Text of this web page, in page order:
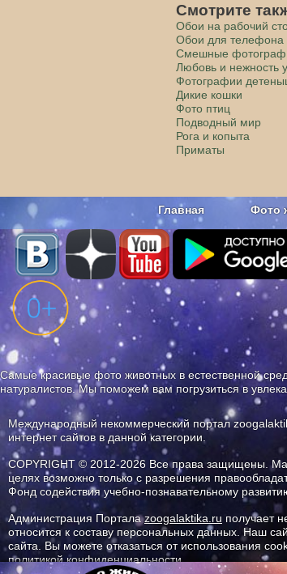
Смотрите
Обои на рабочий
Обои для
Смешные
Любовь и нежность
Фотографии
Дикие кошки
Фото птиц
Подводный мир
Рога и копыта
Приматы
Главная Фото
Наши приложения.
Самые красивые фото животных в естественной
натуралистов. Мы поможем вам погрузиться в
Международный некоммерческий портал
интернет сайтов в данной категории.
COPYRIGHT © 2012-2026 Все права защищены.
целях возможно только с разрешения
Фонд содействия учебно-познавательному
Администрация Порталаzoogalaktika.ru получает
относится к составу персональных данных. Наш
сайта. Вы можете отказаться от использования
политикой конфиденциальности.